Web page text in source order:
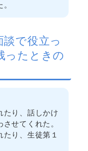
で役立っ
ったときの
たり、話しかけ
せてくれた。
り、生徒第１